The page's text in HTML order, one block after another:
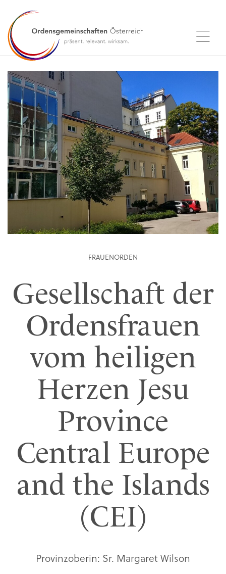
FRAUENORDEN
Gesellschaft der
Ordensfrauen
vom heiligen
Herzen Jesu
Province
Central Europe
and the Islands
(CEI)
Provinzoberin: Sr. Margaret Wilson